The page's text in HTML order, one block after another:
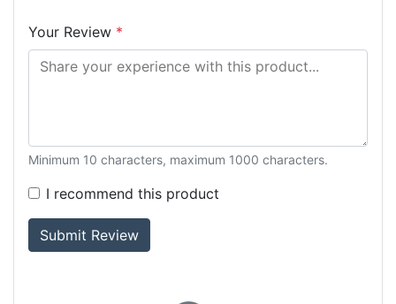
Your Review *
Minimum 10 characters, maximum 1000 characters.
I recommend this product
Submit Review